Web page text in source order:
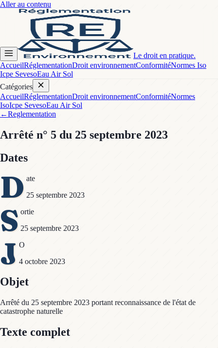
Aller au contenu
Le droit en pratique.
AccueilRéglementationDroit environnementConformitéNormes Iso
Icpe SevesoEau Air Sol
Catégories
AccueilRéglementationDroit environnementConformitéNormes
IsoIcpe SevesoEau Air Sol
←Reglementation
Arrêté n° 5 du 25 septembre 2023
Dates
D ate
25 septembre 2023
S ortie
25 septembre 2023
J O
4 octobre 2023
Objet
Arrêté du 25 septembre 2023 portant reconnaissance de l'état de
catastrophe naturelle
Texte complet